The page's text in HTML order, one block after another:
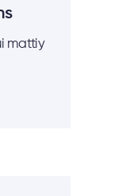
mattiy